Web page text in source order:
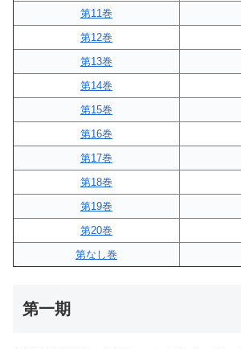
第11巻
第12巻
第13巻
第14巻
第15巻
第16巻
第17巻
第18巻
第19巻
第20巻
第なし巻
第一期